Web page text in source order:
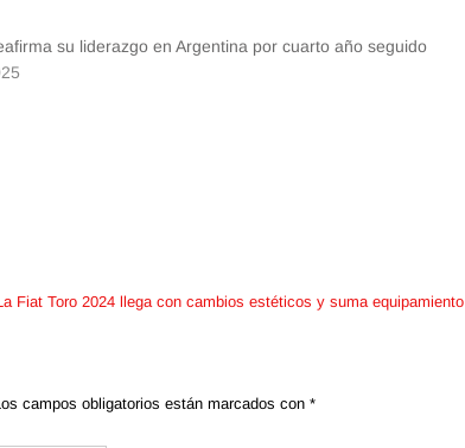
su liderazgo en Argentina por cuarto año seguido
Fiat Toro 2024 llega con cambios estéticos y suma equipamiento
campos obligatorios están marcados con *